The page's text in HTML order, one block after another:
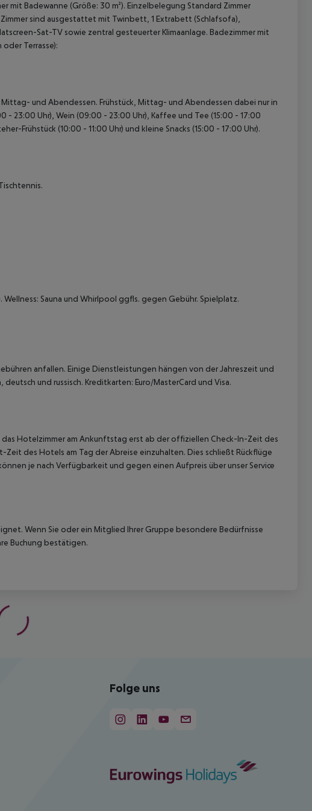
mit Badewanne (Größe: 30 m²). Einzelbelegung Standard Zimmer
sind ausgestattet mit Twinbett, 1 Extrabett (Schlafsofa),
Sat-TV sowie zentral gesteuerter Klimaanlage. Badezimmer mit
Terrasse):
und Abendessen. Frühstück, Mittag- und Abendessen dabei nur in
23:00 Uhr), Wein (09:00 - 23:00 Uhr), Kaffee und Tee (15:00 - 17:00
Frühstück (10:00 - 11:00 Uhr) und kleine Snacks (15:00 - 17:00 Uhr).
Sauna und Whirlpool ggfls. gegen Gebühr. Spielplatz.
anfallen. Einige Dienstleistungen hängen von der Jahreszeit und
und russisch. Kreditkarten: Euro/MasterCard und Visa.
Hotelzimmer am Ankunftstag erst ab der offiziellen Check-In-Zeit des
des Hotels am Tag der Abreise einzuhalten. Dies schließt Rückflüge
je nach Verfügbarkeit und gegen einen Aufpreis über unser Service
Wenn Sie oder ein Mitglied Ihrer Gruppe besondere Bedürfnisse
Buchung bestätigen.
Folge uns